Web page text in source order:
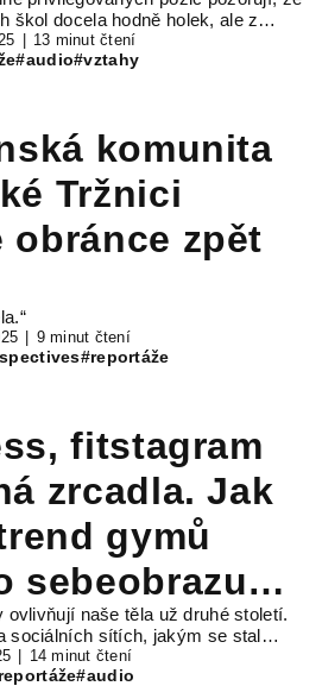
škol docela hodně holek, ale z…
13 minut čtení
#audio#vztahy
komunita
Tržnici
obránce zpět
9 minut čtení
#reportáže
fitstagram
zrcadla. Jak
gymů
sebeobrazu
ovlivňují naše těla už druhé století.
sociálních sítích, jakým se stal…
14 minut čtení
#audio